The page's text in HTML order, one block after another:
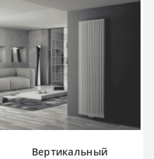
Вертикальный